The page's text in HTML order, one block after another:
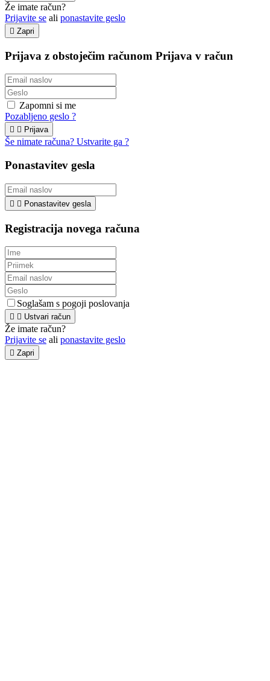
Že imate račun?
Prijavite se ali ponastavite geslo
 Zapri
Prijava z obstoječim računom Prijava v račun
Zapomni si me
Pozabljeno geslo ?
  Prijava
Še nimate računa? Ustvarite ga ?
Ponastavitev gesla
  Ponastavitev gesla
Registracija novega računa
Soglašam s pogoji poslovanja
  Ustvari račun
Že imate račun?
Prijavite se ali ponastavite geslo
 Zapri